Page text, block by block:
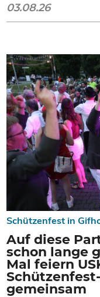
03.08.26
Schützenfest in
Auf diese
schon lange
Mal feiern
gemeinsam